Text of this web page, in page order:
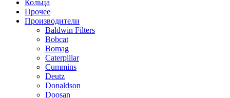
Кольца
Прочее
Производители
Baldwin Filters
Bobcat
Bomag
Caterpillar
Cummins
Deutz
Donaldson
Doosan